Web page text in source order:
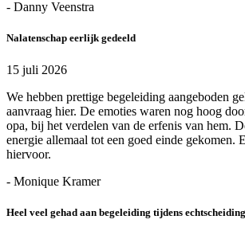
- Danny Veenstra
Nalatenschap eerlijk gedeeld
15 juli 2026
We hebben prettige begeleiding aangeboden
aanvraag hier. De emoties waren nog hoog
opa, bij het verdelen van de erfenis van hem.
energie allemaal tot een goed einde gekomen.
hiervoor.
- Monique Kramer
Heel veel gehad aan begeleiding tijdens echtscheiding